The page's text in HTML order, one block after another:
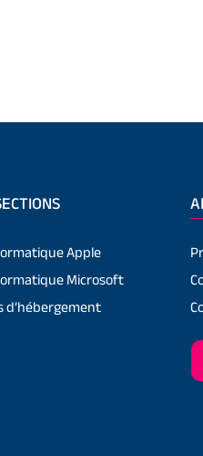
Apple
Microsoft
d’hébergement